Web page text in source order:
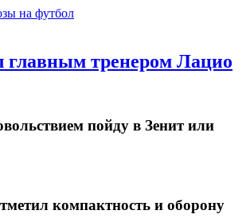
на футбол
главным тренером Лацио
пойду в Зенит или
компактность и оборону